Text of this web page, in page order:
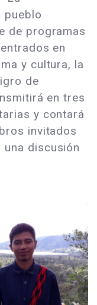
pueblo
de programas
en
y cultura, la
de
en tres
y contará
invitados
una discusión